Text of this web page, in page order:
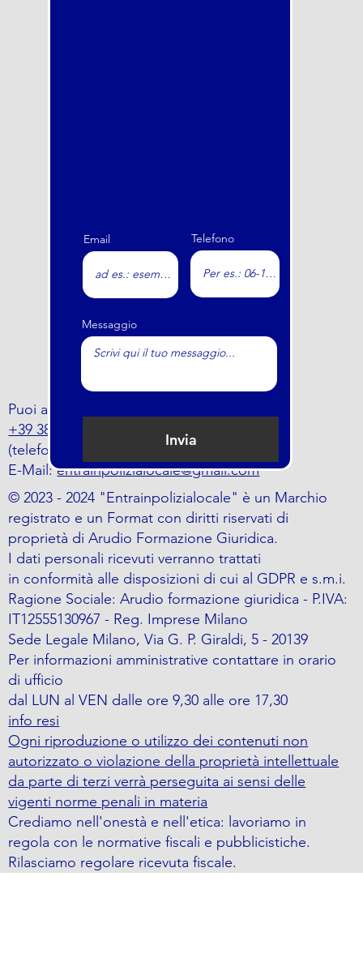
Puoi anche trovarci al numero
+39 388 797 5464
(telefono o whatsapp)
E-Mail:entrainpolizialocale@gmail.com
© 2023 - 2024 "Entrainpolizialocale" è un Marchio
registrato e un Format con diritti riservati di
proprietà di Arudio Formazione Giuridica.
I dati personali ricevuti verranno trattati
in conformità alle disposizioni di cui al GDPR e s.m.i.
Ragione Sociale: Arudio formazione giuridica - P.IVA:
IT12555130967 - Reg. Imprese Milano
Sede Legale Milano, Via G. P. Giraldi, 5 - 20139
Per informazioni amministrative contattare in orario
di ufficio
dal LUN al VEN dalle ore 9,30 alle ore 17,30
info resi
Ogni riproduzione o utilizzo dei contenuti non
autorizzato o violazione della proprietà intellettuale
da parte di terzi verrà perseguita ai sensi delle
vigenti norme penali in materia
Crediamo nell'onestà e nell'etica: lavoriamo in
regola con le normative fiscali e pubblicistiche.
Rilasciamo regolare ricevuta fiscale.
Email Telefono
Messaggio
Invia